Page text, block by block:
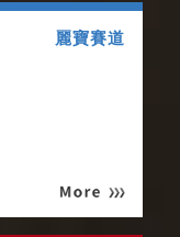
麗寶賽道